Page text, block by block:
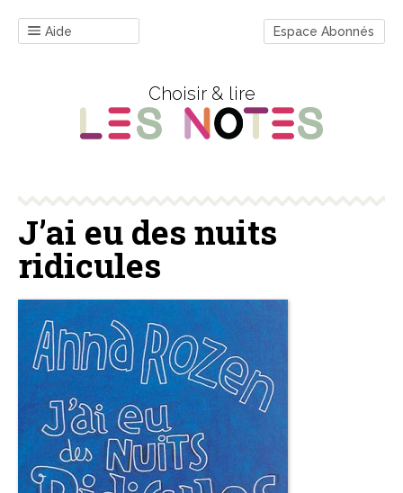
Aide Espace Abonnés
Choisir & lire
J’ai eu des nuits
ridicules